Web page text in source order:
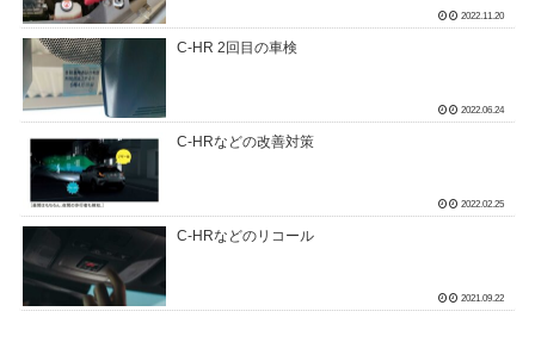
2022.11.20
C-HR 2回目の車検
2022.06.24
C-HRなどの改善対策
2022.02.25
C-HRなどのリコール
2021.09.22